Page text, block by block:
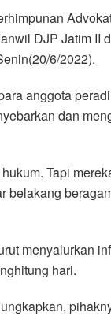
DJP Jatim II
6/2022).
anggota
dan
Tapi
belakang
menyalurkan
hari.